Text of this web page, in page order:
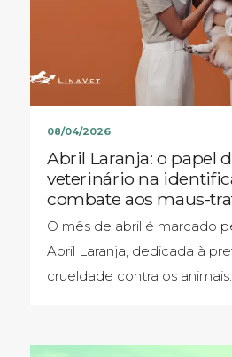
08/04/2026
Abril Laranja: o papel
veterinário na
combate aos maus-
O mês de abril é marcado
Abril Laranja, dedicada à
crueldade contra os animais.